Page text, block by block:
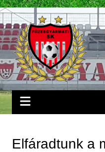
Skip
to
content
Elfáradtunk a